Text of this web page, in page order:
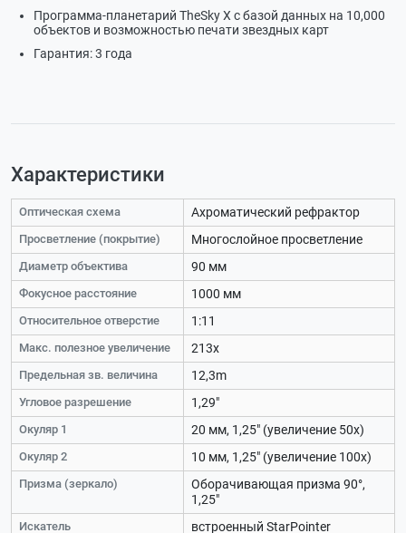
Программа-планетарий TheSky X с базой данных на 10,000
объектов и возможностью печати звездных карт
Гарантия: 3 года
Характеристики
Оптическая схема Ахроматический рефрактор
Просветление (покрытие) Многослойное просветление
Диаметр объектива 90 мм
Фокусное расстояние 1000 мм
Относительное отверстие 1:11
Макс. полезное увеличение 213х
Предельная зв. величина 12,3m
Угловое разрешение 1,29"
Окуляр 1 20 мм, 1,25" (увеличение 50х)
Окуляр 2 10 мм, 1,25" (увеличение 100х)
Призма (зеркало)
Оборачивающая призма 90°,
1,25"
Искатель встроенный StarPointer